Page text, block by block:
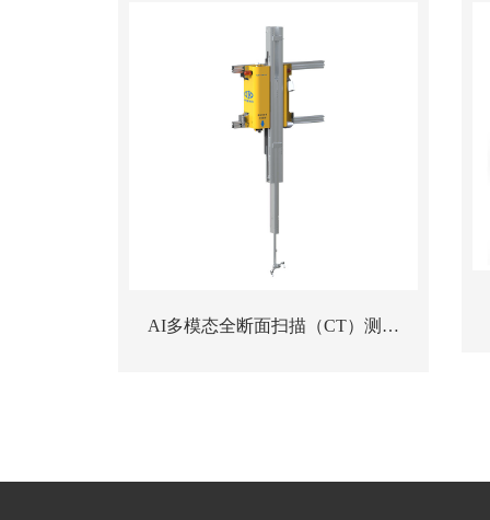
AI多模态全断面扫描（CT）测流